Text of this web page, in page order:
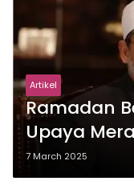
Artikel
Ramadan
Upaya
Persatuan
Hilang
7 March 2025